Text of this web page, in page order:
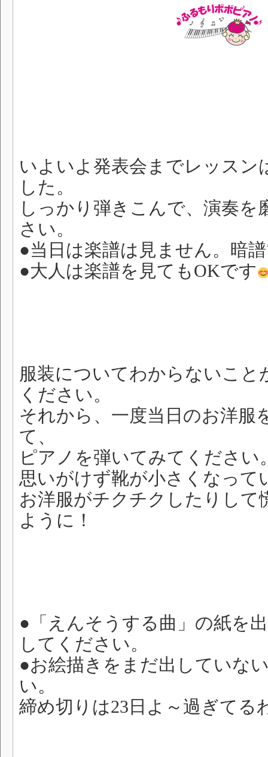
いよいよ発表会までレッスン
した。
しっかり弾きこんで、演奏を
さい。
●当日は楽譜は見ません。暗
●大人は楽譜を見てもOKです
服装についてわからないこと
ください。
それから、一度当日のお洋服
て、
ピアノを弾いてみてください
思いがけず靴が小さくなって
お洋服がチクチクしたりして
ように！
●「えんそうする曲」の紙を
してください。
●お絵描きをまだ出していな
い。
締め切りは23日よ～過ぎてる